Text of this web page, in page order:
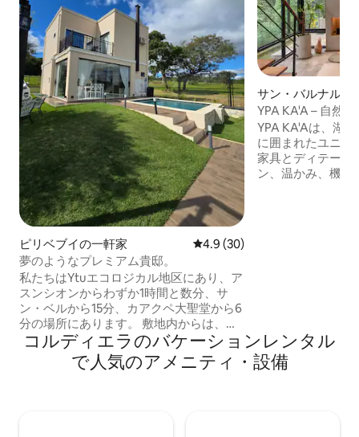
ピリベブイの一軒家 レビュー30件、5つ星中4.9つ
4.9 (30)
夢のようなプレミアム貴邸。
私たちはYtuエコロジカル地区にあり、ア
スンシオンからわずか1時間と数分、サ
ン・ベルから15分、カアクペ大聖堂から6
分の場所にあります。 敷地内からは、イ
トゥ川（Arroyo Ytu）と「イエス・ミセ
リコルディオソ（Jesús
Misericordioso）」展望台にアクセスでき
サン・バルナルデ
家
YPA KA'A – 自然
ハウス
YPA KA'Aは、湖
に囲まれたユニークな
家具とディテール
ン、温かみ、機能
コルディエラのバケーションレンタル
で人気のアメニティ・設備